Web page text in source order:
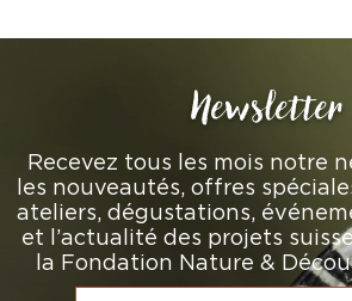
Newsletter
Recevez tous les mois notre
les nouveautés, offres
ateliers, dégustations,
et l’actualité des projets
la Fondation Nature &